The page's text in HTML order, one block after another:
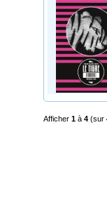
Afficher 1 à 4 (sur